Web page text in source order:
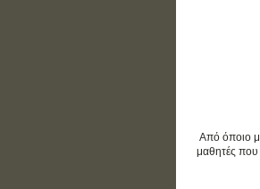
Από όποιο
μαθητές που